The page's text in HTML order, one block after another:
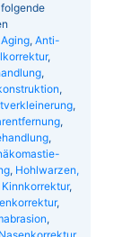
, Anti-
,
,
,
,
,
,
, Hohlwarzen,
Kinnkorrektur,
,
,